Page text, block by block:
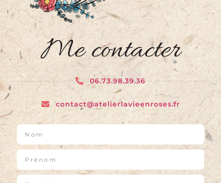
Me contacter
06.73.98.39.36
contact@atelierlavieenroses.fr